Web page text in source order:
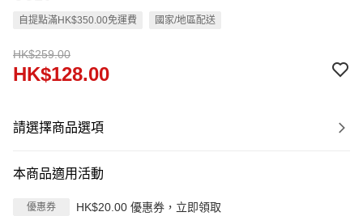
自提點滿HK$350.00免運費 國家/地區配送
HK$259.00
HK$128.00
請選擇商品選項
本商品適用活動
優惠券 HK$20.00 優惠券，立即領取